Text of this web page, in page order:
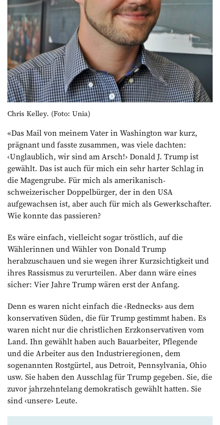
Chris Kelley. (Foto: Unia)
«Das Mail von meinem Vater in Washington war kurz,
prägnant und fasste zusammen, was viele dachten:
‹Unglaublich, wir sind am Arsch!› Donald J. Trump ist
gewählt. Das ist auch für mich ein sehr harter Schlag in
die Magengrube. Für mich als amerikanisch-
schweizerischer Doppelbürger, der in den USA
aufgewachsen ist, aber auch für mich als Gewerkschafter.
Wie konnte das passieren?
Es wäre einfach, vielleicht sogar tröstlich, auf die
Wählerinnen und Wähler von Donald Trump
herabzuschauen und sie wegen ihrer Kurzsichtigkeit und
ihres Rassismus zu verurteilen. Aber dann wäre eines
sicher: Vier Jahre Trump wären erst der Anfang.
Denn es waren nicht einfach die ‹Rednecks› aus dem
konservativen Süden, die für Trump gestimmt haben. Es
waren nicht nur die christlichen Erzkonservativen vom
Land. Ihn gewählt haben auch Bauarbeiter, Pflegende
und die Arbeiter aus den Industrieregionen, dem
sogenannten Rostgürtel, aus Detroit, Pennsylvania, Ohio
usw. Sie haben den Ausschlag für Trump gegeben. Sie, die
zuvor jahrzehntelang demokratisch gewählt hatten. Sie
sind ‹unsere› Leute.